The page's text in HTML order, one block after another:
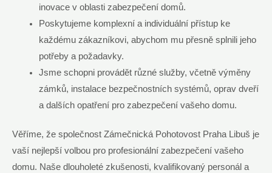
‌inovace v oblasti zabezpečení domů.
Poskytujeme komplexní a individuální přístup ke
každému zákazníkovi, abychom mu přesně splnili‍ jeho
potřeby‌ a požadavky.
Jsme schopni provádět různé⁣ služby, ‍včetně výměny
⁢zámků, instalace⁣ bezpečnostních systémů, oprav dveří⁣
a dalších opatření pro⁤ zabezpečení vašeho domu.
Věříme, že‍ společnost Zámečnická ⁢Pohotovost Praha Libuš‌ je
vaší ​nejlepší volbou pro profesionální zabezpečení vašeho
‌domu. Naše ⁣dlouholeté ‍zkušenosti, kvalifikovaný personál a